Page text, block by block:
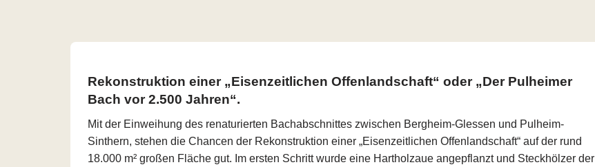
Rekonstruktion einer „Eisenzeitlichen Offenlandschaft“ oder „Der Pulheimer
Bach vor 2.500 Jahren“.
Mit der Einweihung des renaturierten Bachabschnittes zwischen Bergheim-Glessen und Pulheim-
Sinthern, stehen die Chancen der Rekonstruktion einer „Eisenzeitlichen Offenlandschaft“ auf der rund
18.000 m² großen Fläche gut. Im ersten Schritt wurde eine Hartholzaue angepflanzt und Steckhölzer der